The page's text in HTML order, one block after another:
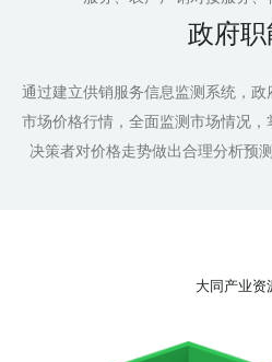
政府
通过建立供销服务信息监测系统，
市场价格行情，全面监测市场情况
决策者对价格走势做出合理分析预
大同产业资